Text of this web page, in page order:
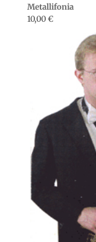
Metallifonia
10,00€